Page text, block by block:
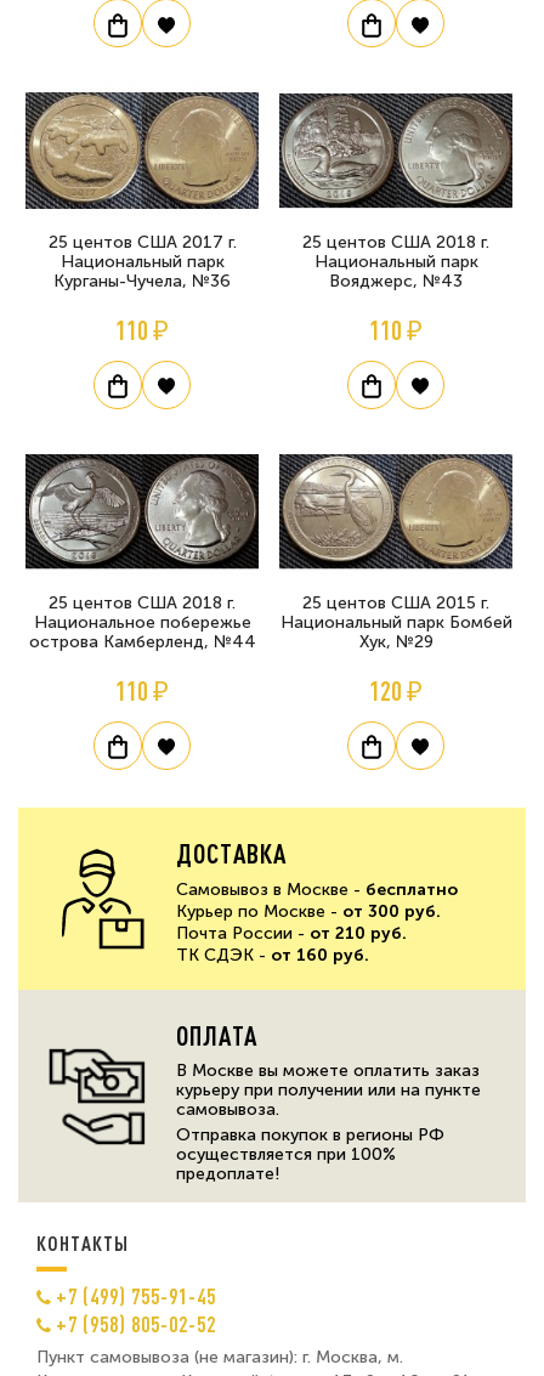
25 центов США 2017 г.
Национальный парк
Курганы-Чучела, №36
110 ₽
25 центов США 2018 г.
Национальный парк
Вояджерс, №43
110 ₽
25 центов США 2018 г.
Национальное побережье
острова Камберленд, №44
110 ₽
25 центов США 2015 г.
Национальный парк Бомбей
Хук, №29
120 ₽
ДОСТАВКА
Самовывоз в Москве - бесплатно
Курьер по Москве - от 300 руб.
Почта России - от 210 руб.
ТК СДЭК - от 160 руб.
ОПЛАТА
В Москве вы можете оплатить заказ
курьеру при получении или на пункте
самовывоза.
Отправка покупок в регионы РФ
осуществляется при 100%
предоплате!
КОНТАКТЫ
+7 (499) 755-91-45
+7 (958) 805-02-52
Пункт самовывоза (не магазин): г. Москва, м.